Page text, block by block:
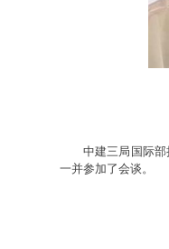
中建三局国际
一并参加了会谈。